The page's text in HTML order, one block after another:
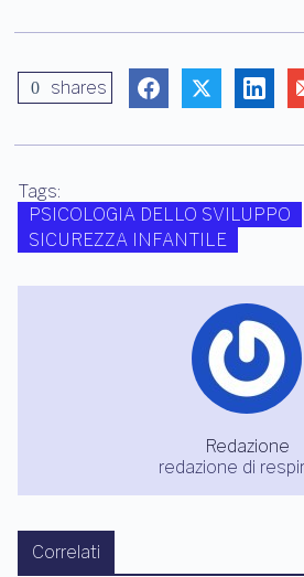
0 shares
Tags:
PSICOLOGIA DELLO SVILUPPO
SICUREZZA INFANTILE
Redazione
redazione di
Correlati